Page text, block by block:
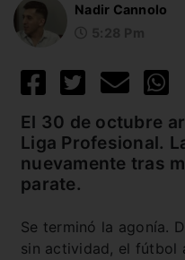
Nadir Cannolo
El 30 de octubre
Liga Profesional.
nuevamente tras
parate.
Se terminó la agonía.
sin actividad, el fútbol